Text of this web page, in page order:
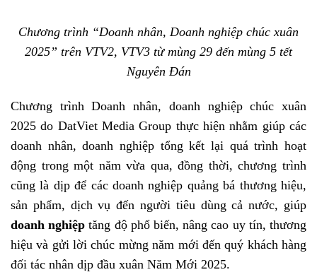
Chương trình “Doanh nhân, Doanh nghiệp chúc xuân
2025” trên VTV2, VTV3 từ mùng 29 đến mùng 5 tết
Nguyên Đán
Chương trình Doanh nhân, doanh nghiệp chúc xuân
2025 do DatViet Media Group thực hiện nhằm giúp các
doanh nhân, doanh nghiệp tổng kết lại quá trình hoạt
động trong một năm vừa qua, đồng thời, chương trình
cũng là dịp để các doanh nghiệp quảng bá thương hiệu,
sản phẩm, dịch vụ đến người tiêu dùng cả nước, giúp
doanh nghiệp tăng độ phổ biến, nâng cao uy tín, thương
hiệu và gửi lời chúc mừng năm mới đến quý khách hàng
đối tác nhân dịp đầu xuân Năm Mới 2025.